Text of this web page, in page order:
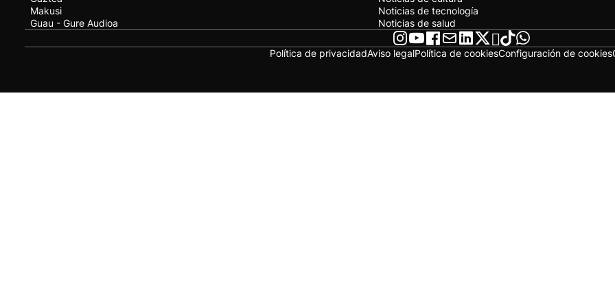
Makusi
Guau - Gure Audioa
Noticias de tecnología
Noticias de salud
Política de privacidadAviso legalPolítica de cookiesConfiguración de cookies